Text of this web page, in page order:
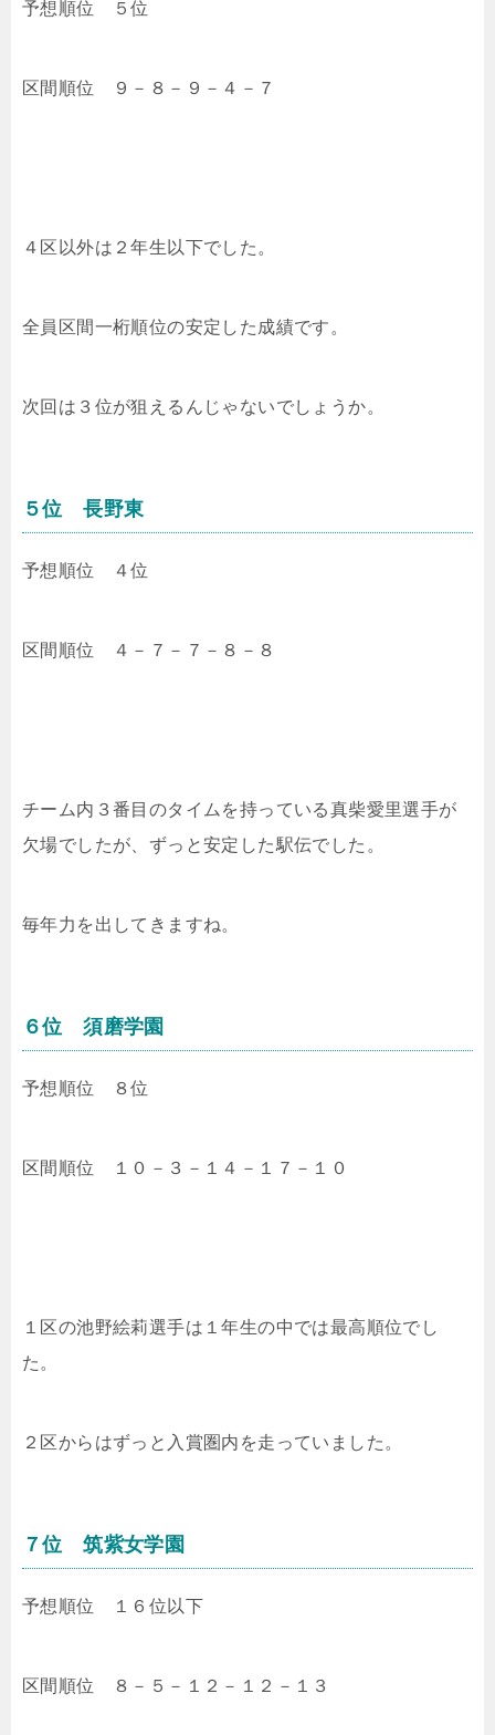
予想順位 ５位
区間順位 ９－８－９－４－７
４区以外は２年生以下でした。
全員区間一桁順位の安定した成績です。
次回は３位が狙えるんじゃないでしょうか。
５位 長野東
予想順位 ４位
区間順位 ４－７－７－８－８
チーム内３番目のタイムを持っている真柴愛里選手が
欠場でしたが、ずっと安定した駅伝でした。
毎年力を出してきますね。
６位 須磨学園
予想順位 ８位
区間順位 １０－３－１４－１７－１０
１区の池野絵莉選手は１年生の中では最高順位でし
た。
２区からはずっと入賞圏内を走っていました。
７位 筑紫女学園
予想順位 １６位以下
区間順位 ８－５－１２－１２－１３